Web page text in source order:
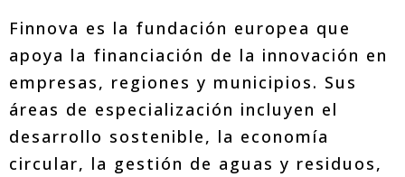
Finnova es la fundación europea que
apoya la financiación de la innovación en
empresas, regiones y municipios. Sus
áreas de especialización incluyen el
desarrollo sostenible, la economía
circular, la gestión de aguas y residuos,